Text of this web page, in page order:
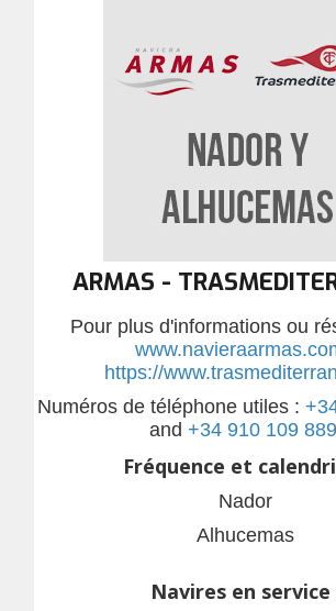
ARMAS -
Pour plus d'informations ou
https://
Numéros de téléphone utiles :
and +34 910 109
Fréquence et
Nador
Alhucemas
Navires en service